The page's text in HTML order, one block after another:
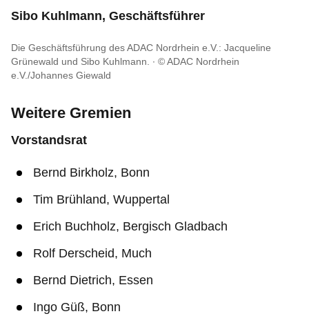
Sibo Kuhlmann, Geschäftsführer
Die Geschäftsführung des ADAC Nordrhein e.V.: Jacqueline
Grünewald und Sibo Kuhlmann.
© ADAC Nordrhein
e.V./Johannes Giewald
Weitere Gremien
Vorstandsrat
Bernd Birkholz, Bonn
Tim Brühland, Wuppertal
Erich Buchholz, Bergisch Gladbach
Rolf Derscheid, Much
Bernd Dietrich, Essen
Ingo Güß, Bonn